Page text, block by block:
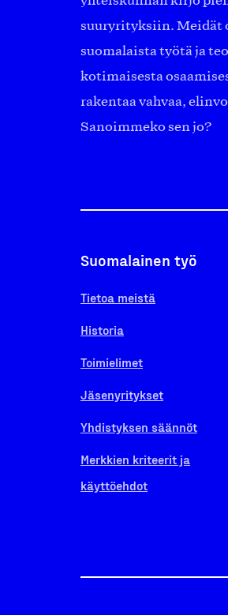
suuryrityksiin. Meidät
suomalaista työtä ja
kotimaisesta
rakentaa vahvaa,
Sanoimmeko sen jo?
Suomalainen työ
Tietoa meistä
Historia
Toimielimet
Jäsenyritykset
Yhdistyksen säännöt
Merkkien kriteerit ja
käyttöehdot